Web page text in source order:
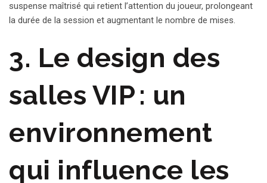
suspense maîtrisé qui retient l’attention du joueur, prolongeant
la durée de la session et augmentant le nombre de mises.
3. Le design des
salles VIP : un
environnement
qui influence les